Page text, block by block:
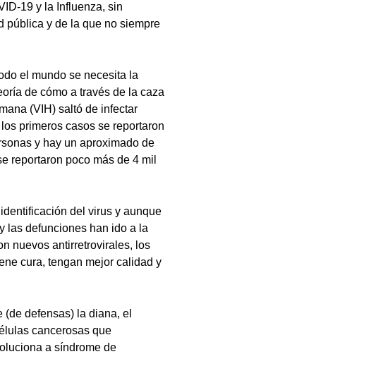
19 y la Influenza, sin
pública y de la que no siempre
el mundo se necesita la
de cómo a través de la caza
(VIH) saltó de infectar
primeros casos se reportaron
y hay un aproximado de
reportaron poco más de 4 mil
del virus y aunque
las defunciones han ido a la
nuevos antirretrovirales, los
cura, tengan mejor calidad y
defensas) la diana, el
cancerosas que
a síndrome de